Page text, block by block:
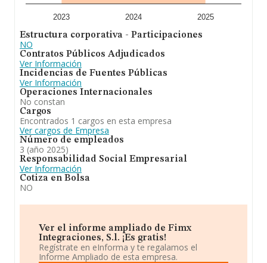
2023 2024 2025
Estructura corporativa - Participaciones
NO
Contratos Públicos Adjudicados
Ver Información
Incidencias de Fuentes Públicas
Ver Información
Operaciones Internacionales
No constan
Cargos
Encontrados 1 cargos en esta empresa
Ver cargos de Empresa
Número de empleados
3 (año 2025)
Responsabilidad Social Empresarial
Ver Información
Cotiza en Bolsa
NO
Ver el informe ampliado de Fimx
Integraciones, S.l. ¡Es gratis!
Regístrate en eInforma y te regalamos el
Informe Ampliado de esta empresa.